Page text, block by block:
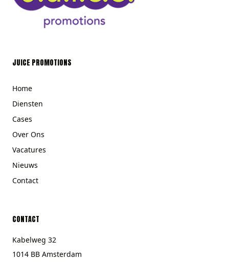
JUICE PROMOTIONS
Home
Diensten
Cases
Over Ons
Vacatures
Nieuws
Contact
CONTACT
Kabelweg 32
1014 BB Amsterdam